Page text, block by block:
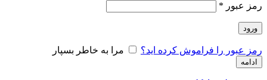
رمز عبور *
ورود
رمز عبور را فراموش کرده اید؟ مرا به خاطر بسپار
ادامه